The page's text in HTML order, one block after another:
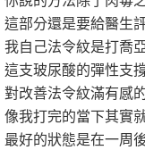
這部分還是要給醫生
我自己法令紋是打喬
這支玻尿酸的彈性支
對改善法令紋滿有感
像我打完的當下其實
最好的狀態是在一周